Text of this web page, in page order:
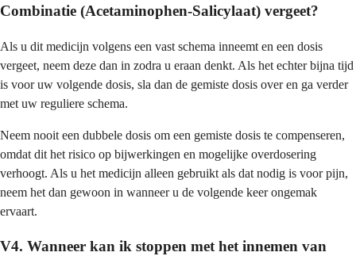
Combinatie (Acetaminophen-Salicylaat) vergeet?
Als u dit medicijn volgens een vast schema inneemt en een dosis
vergeet, neem deze dan in zodra u eraan denkt. Als het echter bijna tijd
is voor uw volgende dosis, sla dan de gemiste dosis over en ga verder
met uw reguliere schema.
Neem nooit een dubbele dosis om een gemiste dosis te compenseren,
omdat dit het risico op bijwerkingen en mogelijke overdosering
verhoogt. Als u het medicijn alleen gebruikt als dat nodig is voor pijn,
neem het dan gewoon in wanneer u de volgende keer ongemak
ervaart.
V4. Wanneer kan ik stoppen met het innemen van